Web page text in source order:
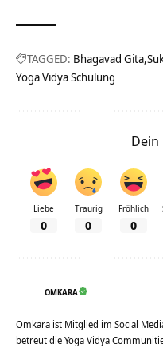
TAGGED: Bhagavad Gita
Yoga Vidya Schulung
Dein
Liebe
0
Traurig
0
Fröhlich
0
OMKARA
Omkara ist Mitglied im Social
betreut die Yoga Vidya